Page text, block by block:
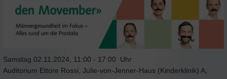
Samstag 02.11.2024, 11:00 - 17:00 Uhr
Auditorium Ettore Rossi, Julie-von-Jenner-Haus (Kinderklinik) A,